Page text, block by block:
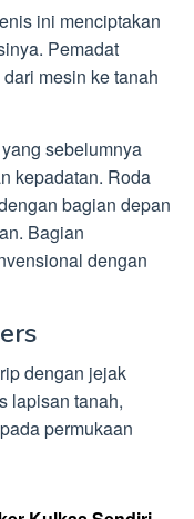
ini menciptakan
Pemadat
mesin ke tanah
sebelumnya
kepadatan. Roda
bagian depan
Bagian
dengan
dengan jejak
lapisan tanah,
permukaan